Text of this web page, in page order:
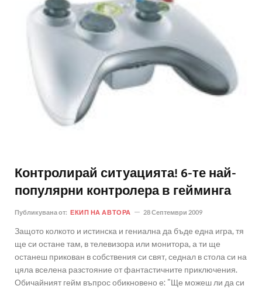
Контролирай ситуацията! 6-те най-
популярни контролера в гейминга
Публикувана от: ЕКИП НА АВТОРА 28 Септември 2009
Защото колкото и истинска и гениална да бъде една игра, тя
ще си остане там, в телевизора или монитора, а ти ще
останеш прикован в собствения си свят, седнал в стола си на
цяла вселена разстояние от фантастичните приключения.
Обичайният гейм въпрос обикновено е: "Ще можеш ли да си